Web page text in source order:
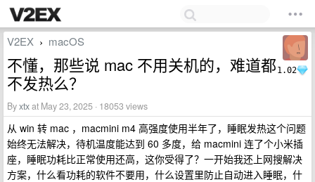
1.02
V2EX › macOS
不懂，那些说 mac 不用关机的，难道都
不发热么？
Byxtxat May 23, 2025 · 18053 views
从 win 转 mac ，macmini m4 高强度使用半年了，睡眠发热这个问题
始终无法解决，待机温度能达到 60 多度，给 macmini 连了个小米插
座，睡眠功耗比正常使用还高，这你受得了？一开始我还上网搜解决
方案，什么看功耗的软件不要用，什么设置里防止自动进入睡眠，什